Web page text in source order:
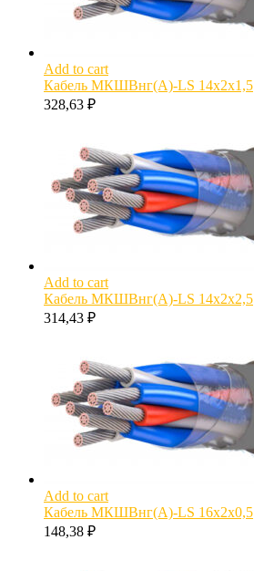
Add to cart
Кабель МКШВнг(А)-LS 14х2х1,5
328,63 ₽
Add to cart
Кабель МКШВнг(А)-LS 14х2х2,5
314,43 ₽
Add to cart
Кабель МКШВнг(А)-LS 16х2х0,5
148,38 ₽